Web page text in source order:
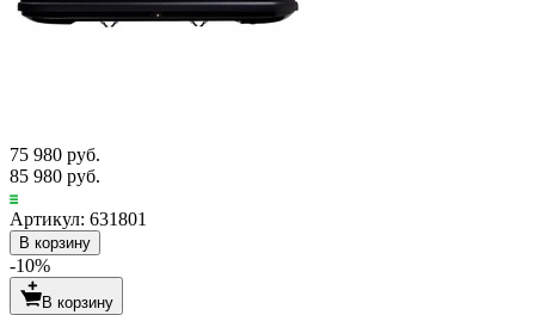
75 980 руб.
85 980 руб.
Артикул: 631801
В корзину
-10%
В корзину